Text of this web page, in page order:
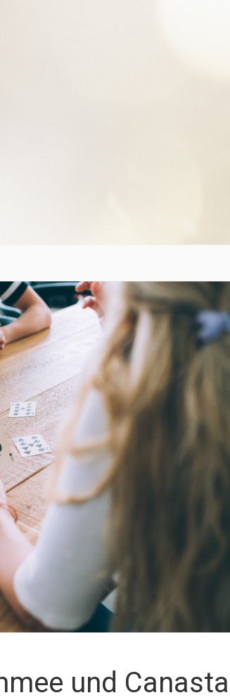
und Canasta